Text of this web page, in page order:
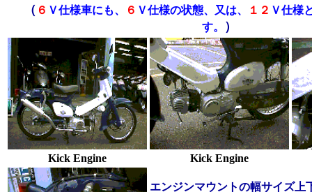
（ ６ Ｖ仕様車にも、 ６ Ｖ仕様の状態、又は、 １２ Ｖ仕様
す。
）
Kick Engine Kick Engine
エンジンマウントの幅サイズ上